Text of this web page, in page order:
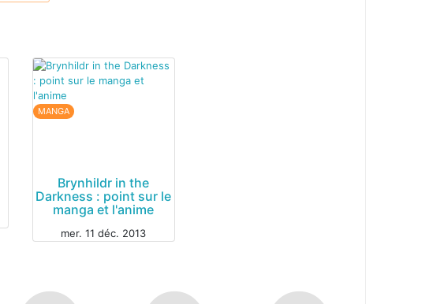
MANGA
Brynhildr in the
Darkness : point sur le
manga et l'anime
mer. 11 déc. 2013